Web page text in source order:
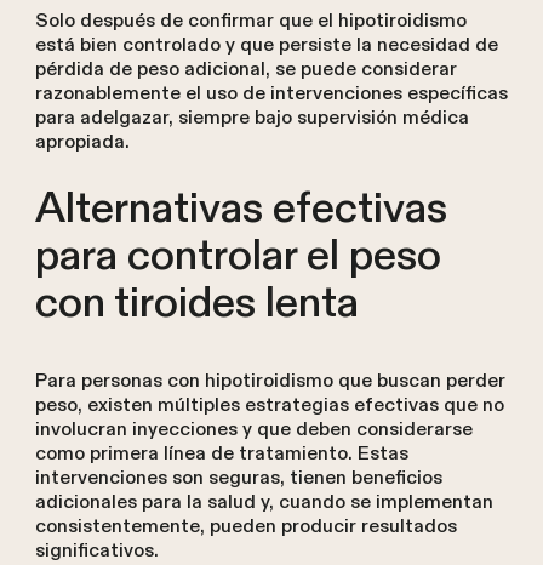
Solo después de confirmar que el hipotiroidismo
está bien controlado y que persiste la necesidad de
pérdida de peso adicional, se puede considerar
razonablemente el uso de intervenciones específicas
para adelgazar, siempre bajo supervisión médica
apropiada.
Alternativas efectivas
para controlar el peso
con tiroides lenta
Para personas con hipotiroidismo que buscan perder
peso, existen múltiples estrategias efectivas que no
involucran inyecciones y que deben considerarse
como primera línea de tratamiento. Estas
intervenciones son seguras, tienen beneficios
adicionales para la salud y, cuando se implementan
consistentemente, pueden producir resultados
significativos.